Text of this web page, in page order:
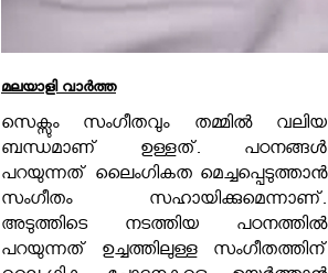
മലയാളി വാര്‍ത്ത
സെക്സും സംഗീതവും തമ്മിൽ വലിയ
ബന്ധമാണ് ഉള്ളത്. പഠനങ്ങൾ
പറയുന്നത് ലൈംഗികത മെച്ചപ്പെടുത്താൻ
സംഗീതം സഹായിക്കുമെന്നാണ്.
അടുത്തിടെ നടത്തിയ പഠനത്തിൽ
പറയുന്നത് ഉച്ചത്തിലുള്ള സംഗീതത്തിന്